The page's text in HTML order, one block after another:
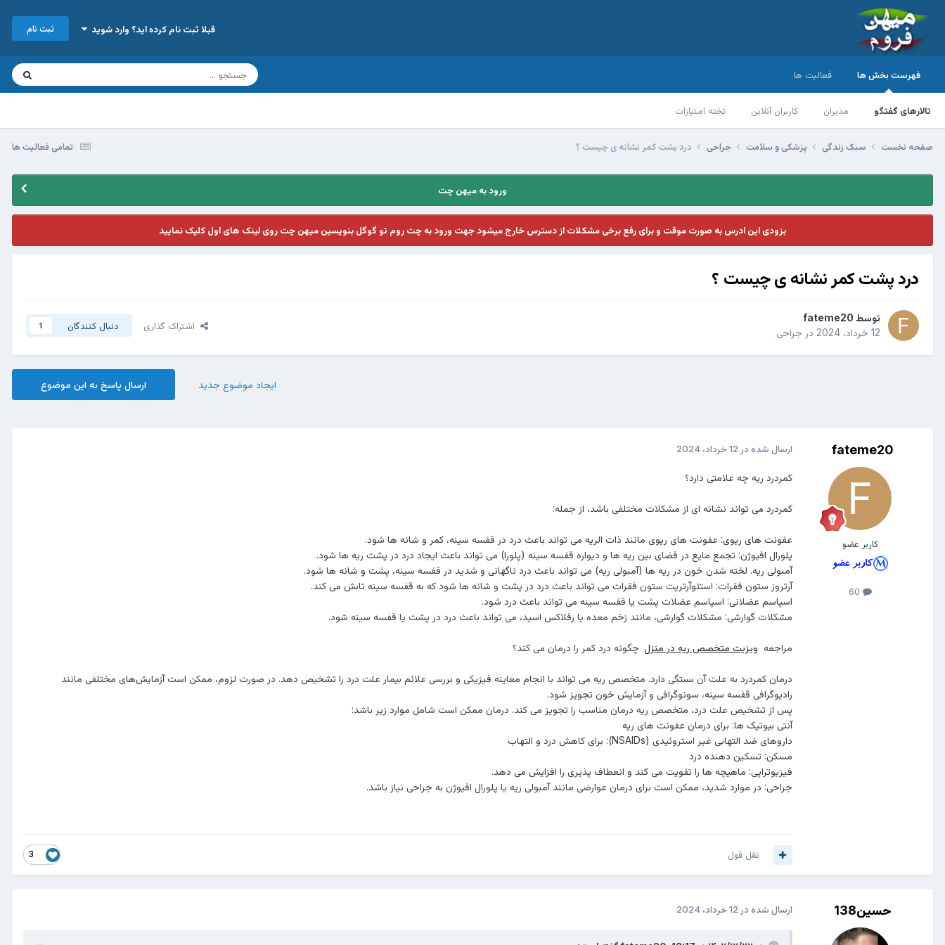
قبلا ثبت نام کرده اید؟ وارد شوید ثبت نام
فهرست بخش ها
تالارهای گفتگو مدیران کاربران آنلاین تخته امتیازات
فعالیت ها
تمامی فعالیت ها صفحه نخست سبک زندگی پزشکی و سلامت جراحی درد پشت کمر نشانه ی چیست ؟
ورود به میهن چت
بزودی این ادرس به صورت موقت و برای رفع برخی مشکلات از دسترس خارج میشود جهت ورود به چت روم تو گوگل بنویسین میهن چت روی لینک های اول کلیک نمایید
درد پشت کمر نشانه ی چیست ؟
توسط fateme20
12 خرداد، 2024
در جراحی
اشتراک گذاری دنبال کنندگان 1
ارسال پاسخ به این موضوع ایجاد موضوع جدید
fateme20
کاربر عضو
ارسال شده در 12 خرداد، 2024
کمردرد ریه چه علامتی دارد؟
کمردرد می تواند نشانه ای از مشکلات مختلفی باشد، از جمله:
عفونت های ریوی: عفونت های ریوی مانند ذات الریه می تواند باعث درد در قفسه سینه، کمر و شانه ها شود.
پلورال افیوژن: تجمع مایع در فضای بین ریه ها و دیواره قفسه سینه (پلورا) می تواند باعث ایجاد درد در پشت ریه ها شود.
آمبولی ریه. لخته شدن خون در ریه ها (آمبولی ریه) می تواند باعث درد ناگهانی و شدید در قفسه سینه، پشت و شانه ها شود.
آرتروز ستون فقرات: استئوآرتریت ستون فقرات می تواند باعث درد در پشت و شانه ها شود که به قفسه سینه تابش می کند.
اسپاسم عضلانی: اسپاسم عضلات پشت یا قفسه سینه می تواند باعث درد شود.
مشکلات گوارشی: مشکلات گوارشی، مانند زخم معده یا رفلاکس اسید، می تواند باعث درد در پشت یا قفسه سینه شود.
مراجعه ویزیت متخصص ریه در منزل چگونه درد کمر را درمان می کند؟
درمان کمردرد به علت آن بستگی دارد. متخصص ریه می تواند با انجام معاینه فیزیکی و بررسی علائم بیمار علت درد را تشخیص دهد. در صورت لزوم، ممکن است آزمایش‌های مختلفی مانند
رادیوگرافی قفسه سینه، سونوگرافی و آزمایش خون تجویز شود.
پس از تشخیص علت درد، متخصص ریه درمان مناسب را تجویز می کند. درمان ممکن است شامل موارد زیر باشد:
آنتی بیوتیک ها: برای درمان عفونت های ریه
داروهای ضد التهابی غیر استروئیدی (NSAIDs): برای کاهش درد و التهاب
مسکن: تسکین دهنده درد
فیزیوتراپی: ماهیچه ها را تقویت می کند و انعطاف پذیری را افزایش می دهد.
جراحی: در موارد شدید، ممکن است برای درمان عوارضی مانند آمبولی ریه یا پلورال افیوژن به جراحی نیاز باشد.
3 نقل قول
حسین138 ارسال شده در 12 خرداد، 2024